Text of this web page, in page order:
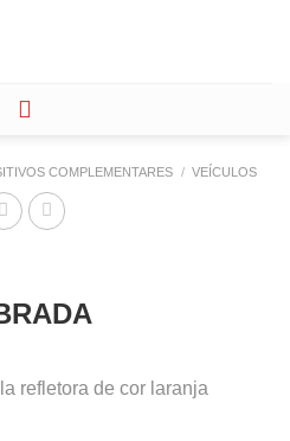
COMPLEMENTARES / VEÍCULOS
refletora de cor laranja